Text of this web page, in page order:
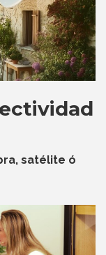
satélite ó